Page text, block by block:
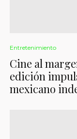
Entretenimiento
Cine al
edición
mexicano